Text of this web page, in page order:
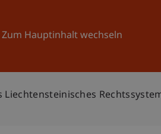
Zum Hauptinhalt wechseln
Universität Aktuelles
Liechtensteinisches